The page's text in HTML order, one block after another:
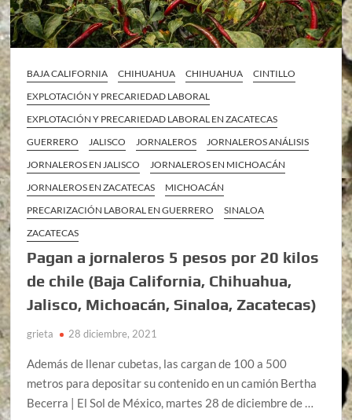
BAJA CALIFORNIA CHIHUAHUA CHIHUAHUA
CINTILLO
EXPLOTACIÓN Y PRECARIEDAD LABORAL
EXPLOTACIÓN Y PRECARIEDAD LABORAL EN ZACATECAS
GUERRERO
JALISCO JORNALEROS
JORNALEROS ANÁLISIS
JORNALEROS EN JALISCO
JORNALEROS EN MICHOACÁN
JORNALEROS EN ZACATECAS
MICHOACÁN
PRECARIZACIÓN LABORAL EN GUERRERO
SINALOA
ZACATECAS
Pagan a jornaleros 5 pesos por 20 kilos
de chile (Baja California, Chihuahua,
Jalisco, Michoacán, Sinaloa, Zacatecas)
grieta 28 diciembre, 2021
Además de llenar cubetas, las cargan de 100 a 500
metros para depositar su contenido en un camión Bertha
Becerra | El Sol de México, martes 28 de diciembre de …